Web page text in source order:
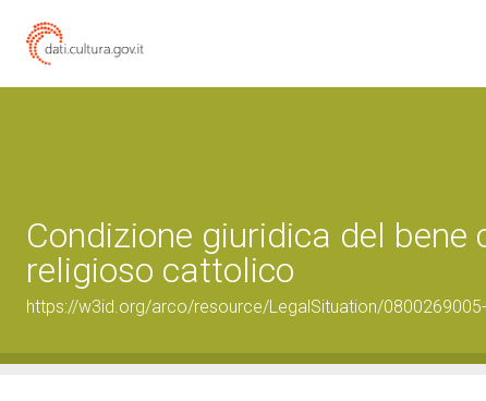
Condizione giuridica del
religioso cattolico
https://w3id.org/arco/resource/LegalSituation/